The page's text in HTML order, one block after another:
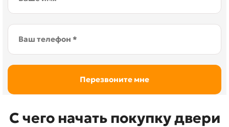
С чего начать покупку двери